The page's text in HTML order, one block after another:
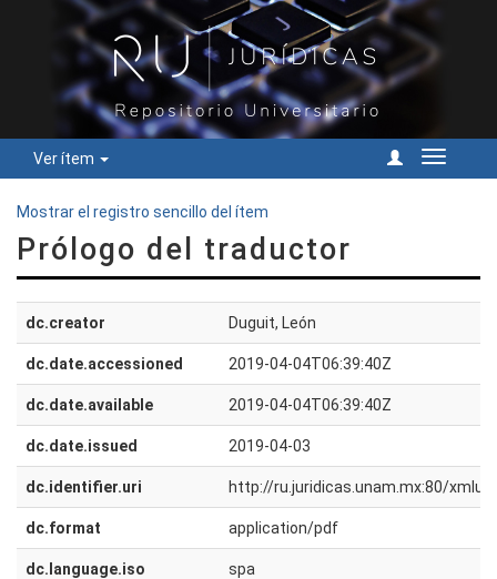
Ver ítem
Cambiar
Mostrar el registro sencillo del ítem
Prólogo del traductor
dc.creator Duguit, León
dc.date.accessioned 2019-04-04T06:39:40Z
dc.date.available 2019-04-04T06:39:40Z
dc.date.issued 2019-04-03
dc.identifier.uri http://ru.juridicas.unam.mx:80/
dc.format application/pdf
dc.language.iso spa